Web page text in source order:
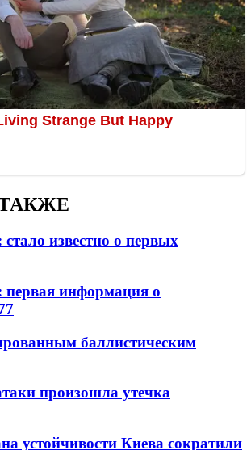
известно о первых
первая информация о
баллистическим
произошла утечка
устойчивости Киева сократили